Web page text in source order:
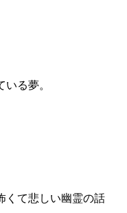
る夢。
くて悲しい幽霊の話